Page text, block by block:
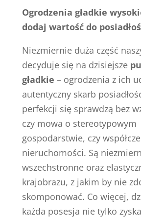
Ogrodzenia gładkie
dodaj wartość do
Niezmiernie duża część
decyduje się na dzisiejsze
gładkie – ogrodzenia z ich
autentyczny skarb
perfekcji się sprawdzą bez
czy mowa o stereotypowym
gospodarstwie, czy
nieruchomości. Są
wszechstronne oraz
krajobrazu, z jakim by nie
skomponować. Co więcej,
każda posesja nie tylko